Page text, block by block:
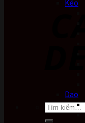
Tìm
Kéo
Dao